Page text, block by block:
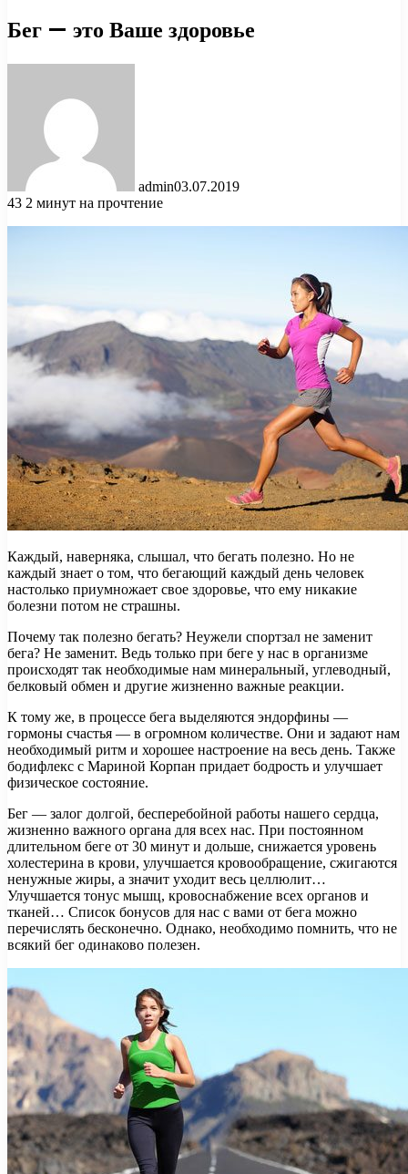
Бег — это Ваше здоровье
admin03.07.2019
43 2 минут на прочтение
Каждый, наверняка, слышал, что бегать полезно. Но не
каждый знает о том, что бегающий каждый день человек
настолько приумножает свое здоровье, что ему никакие
болезни потом не страшны.
Почему так полезно бегать? Неужели спортзал не заменит
бега? Не заменит. Ведь только при беге у нас в организме
происходят так необходимые нам минеральный, углеводный,
белковый обмен и другие жизненно важные реакции.
К тому же, в процессе бега выделяются эндорфины —
гормоны счастья — в огромном количестве. Они и задают нам
необходимый ритм и хорошее настроение на весь день. Также
бодифлекс с Мариной Корпан придает бодрость и улучшает
физическое состояние.
Бег — залог долгой, бесперебойной работы нашего сердца,
жизненно важного органа для всех нас. При постоянном
длительном беге от 30 минут и дольше, снижается уровень
холестерина в крови, улучшается кровообращение, сжигаются
ненужные жиры, а значит уходит весь целлюлит…
Улучшается тонус мышц, кровоснабжение всех органов и
тканей… Список бонусов для нас с вами от бега можно
перечислять бесконечно. Однако, необходимо помнить, что не
всякий бег одинаково полезен.